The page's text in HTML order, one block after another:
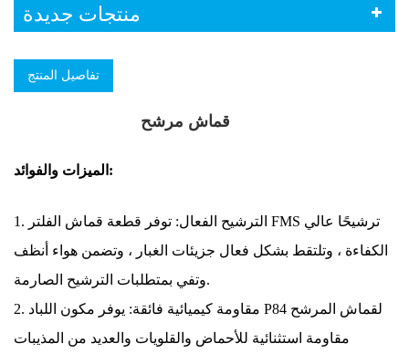
منتجات جديدة
تفاصيل المنتج
الميزات والفوائد:
1. الترشيح الفعال: توفر قطعة قماش الفلتر FMS ترشيحًا عالي
الكفاءة ، وتلتقط بشكل فعال جزيئات الغبار ، وتضمن هواء أنظف
وتفي بمتطلبات الترشيح الصارمة.
2. مقاومة كيميائية فائقة: يوفر مكون اللباد P84 لقماش المرشح
مقاومة استثنائية للأحماض والقلويات والعديد من المذيبات